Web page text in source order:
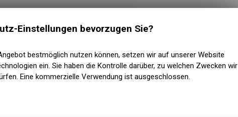
Einstellungen bevorzugen Sie?
bestmöglich nutzen können, setzen wir auf unserer Website
ein. Sie haben die Kontrolle darüber, zu welchen Zwecken wir
Eine kommerzielle Verwendung ist ausgeschlossen.